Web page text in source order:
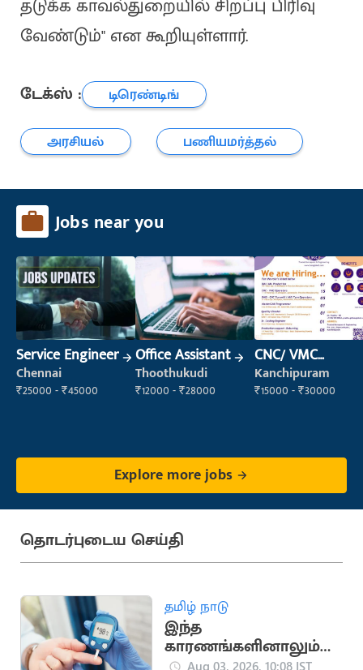
தடுக்க காவல்துறையில் சிறப்பு பிரிவு
வேண்டும்" என கூறியுள்ளார்.
டேக்ஸ் :
டிரெண்டிங்
அரசியல்
பணியமர்த்தல்
Jobs near you
Service Engineer
Chennai
₹25000 - ₹45000
Office Assistant
Thoothukudi
₹12000 - ₹28000
CNC/ VMC
Operator
Kanchipuram
₹15000 - ₹30000
Explore more jobs
தொடர்புடைய செய்தி
தமிழ் நாடு
இந்த
காரணங்களினாலும்
Aug 03, 2026, 10:08 IST